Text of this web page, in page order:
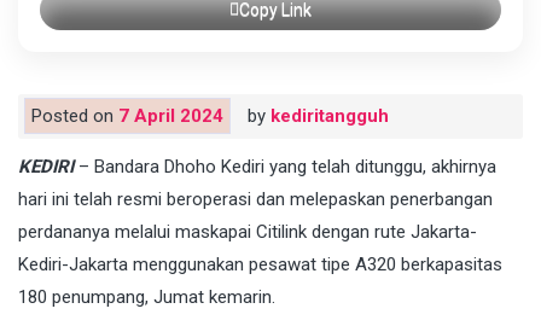
Copy Link
Posted on 7 April 2024 by kediritangguh
KEDIRI– Bandara Dhoho Kediri yang telah ditunggu, akhirnya
hari ini telah resmi beroperasi dan melepaskan penerbangan
perdananya melalui maskapai Citilink dengan rute Jakarta-
Kediri-Jakarta menggunakan pesawat tipe A320 berkapasitas
180 penumpang, Jumat kemarin.